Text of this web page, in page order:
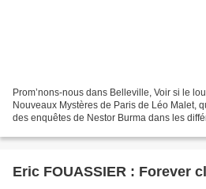
Prom’nons-nous dans Belleville, Voir si le
Nouveaux Mystères de Paris de Léo Malet,
des enquêtes de Nestor Burma dans les
Eric FOUASSIER : Forever